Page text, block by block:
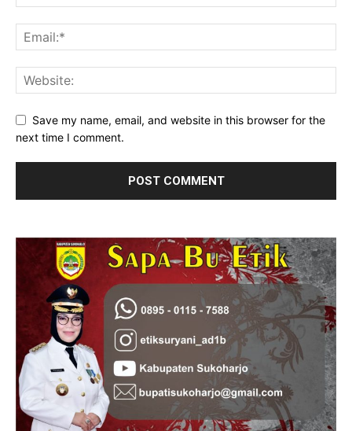
Save my name, email, and website in this browser for the
next time I comment.